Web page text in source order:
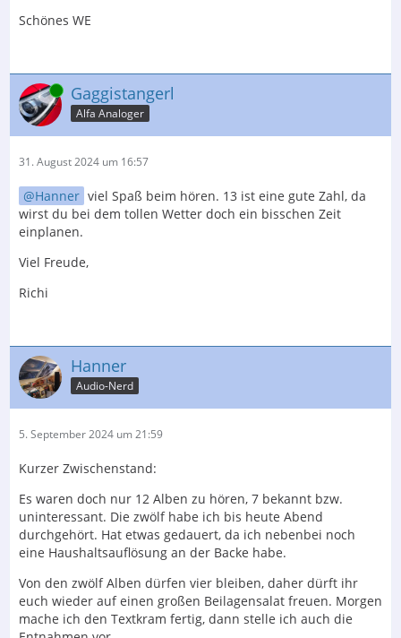
Schönes WE
Online Gaggistangerl
Alfa Analoger
31. August 2024 um 16:57
Hanner viel Spaß beim hören. 13 ist eine gute Zahl, da
wirst du bei dem tollen Wetter doch ein bisschen Zeit
einplanen.
Viel Freude,
Richi
Hanner
Audio-Nerd
5. September 2024 um 21:59
Kurzer Zwischenstand:
Es waren doch nur 12 Alben zu hören, 7 bekannt bzw.
uninteressant. Die zwölf habe ich bis heute Abend
durchgehört. Hat etwas gedauert, da ich nebenbei noch
eine Haushaltsauflösung an der Backe habe.
Von den zwölf Alben dürfen vier bleiben, daher dürft ihr
euch wieder auf einen großen Beilagensalat freuen. Morgen
mache ich den Textkram fertig, dann stelle ich auch die